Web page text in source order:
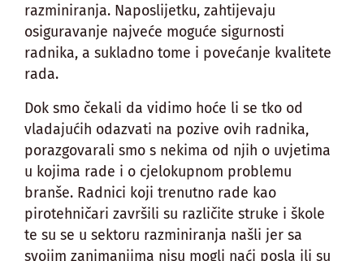
razminiranja. Naposlijetku, zahtijevaju
osiguravanje najveće moguće sigurnosti
radnika, a sukladno tome i povećanje kvalitete
rada.
Dok smo čekali da vidimo hoće li se tko od
vladajućih odazvati na pozive ovih radnika,
porazgovarali smo s nekima od njih o uvjetima
u kojima rade i o cjelokupnom problemu
branše. Radnici koji trenutno rade kao
pirotehničari završili su različite struke i škole
te su se u sektoru razminiranja našli jer sa
svojim zanimanjima nisu mogli naći posla ili su